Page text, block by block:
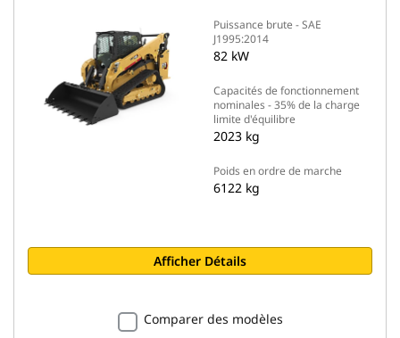
Puissance brute - SAE
J1995:2014
82 kW
Capacités de fonctionnement
nominales - 35% de la charge
limite d'équilibre
2023 kg
Poids en ordre de marche
6122 kg
Afficher Détails
Comparer des modèles